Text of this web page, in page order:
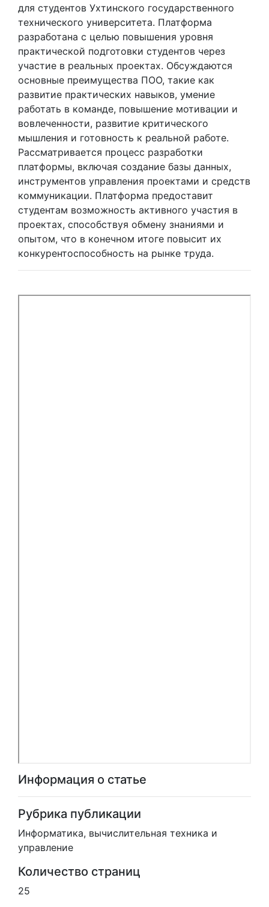
для студентов Ухтинского государственного
технического университета. Платформа
разработана с целью повышения уровня
практической подготовки студентов через
участие в реальных проектах. Обсуждаются
основные преимущества ПОО, такие как
развитие практических навыков, умение
работать в команде, повышение мотивации и
вовлеченности, развитие критического
мышления и готовность к реальной работе.
Рассматривается процесс разработки
платформы, включая создание базы данных,
инструментов управления проектами и средств
коммуникации. Платформа предоставит
студентам возможность активного участия в
проектах, способствуя обмену знаниями и
опытом, что в конечном итоге повысит их
конкурентоспособность на рынке труда.
Информация о статье
Рубрика публикации
Информатика, вычислительная техника и
управление
Количество страниц
25